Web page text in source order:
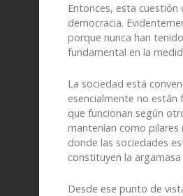
Entonces, esta
democracia.
porque nunca han
fundamental en la
La sociedad está
esencialmente no están
que funcionan según
mantenían como pilares
donde las sociedades
constituyen la
Desde ese punto de